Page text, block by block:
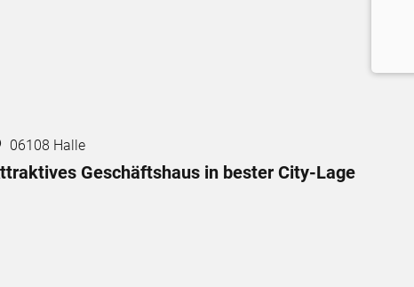
06108 Halle
Geschäftshaus in bester City-Lage